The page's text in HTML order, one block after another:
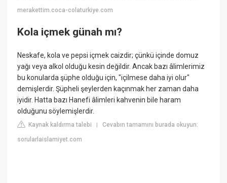
merakettim.coca-colaturkiye.com
Kola içmek günah mı?
Neskafe, kola ve pepsi içmek caizdir; çünkü içinde domuz
yağı veya alkol olduğu kesin değildir. Ancak bazı âlimlerimiz
bu konularda şüphe olduğu için, "içilmese daha iyi olur"
demişlerdir. Şüpheli şeylerden kaçınmak her zaman daha
iyidir. Hatta bazı Hanefi âlimleri kahvenin bile haram
olduğunu söylemişlerdir.
Kaynak kaldırma talebi |Cevabın tamamını burada okuyun:
sorularlaislamiyet.com